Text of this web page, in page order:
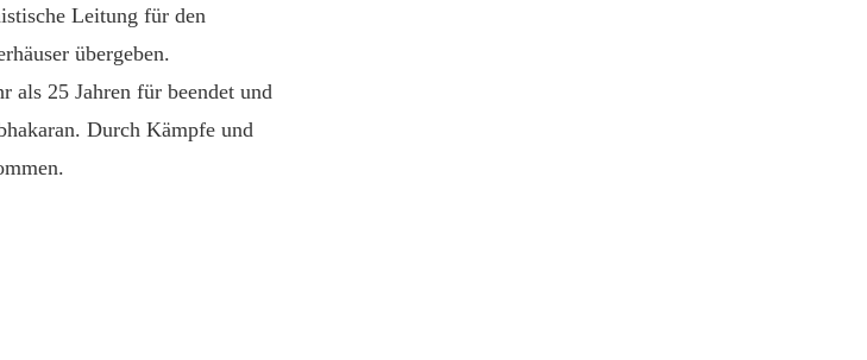
Leitung für den
übergeben.
als 25 Jahren für beendet und
Durch Kämpfe und